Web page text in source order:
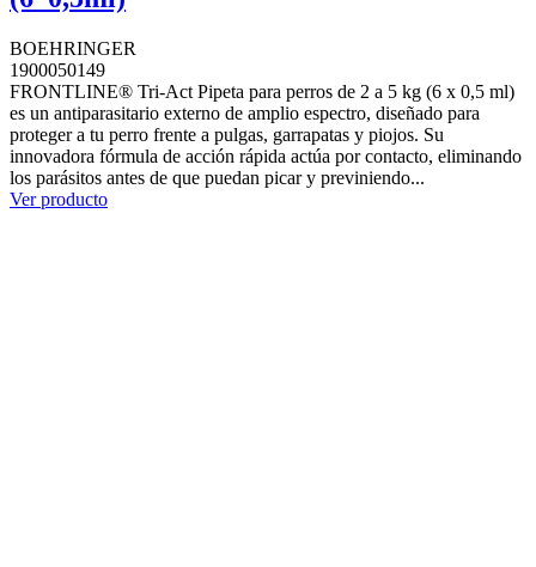
BOEHRINGER
1900050149
FRONTLINE® Tri-Act Pipeta para perros de 2 a 5 kg (6 x 0,5 ml)
es un antiparasitario externo de amplio espectro, diseñado para
proteger a tu perro frente a pulgas, garrapatas y piojos. Su
innovadora fórmula de acción rápida actúa por contacto, eliminando
los parásitos antes de que puedan picar y previniendo...
Ver producto